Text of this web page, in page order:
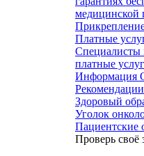
медицинской
Платные
Специалисты
платные
Информация
Рекомендации
Здоровый
Уголок
Пациентские
Проверь своё